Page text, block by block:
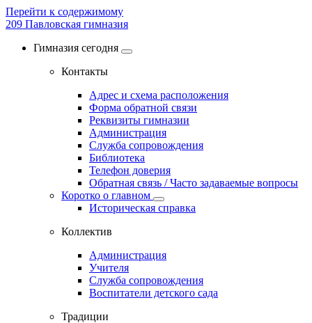
Перейти к содержимому
209 Павловская гимназия
Гимназия сегодня
Контакты
Адрес и схема расположения
Форма обратной связи
Реквизиты гимназии
Администрация
Служба сопровождения
Библиотека
Телефон доверия
Обратная связь / Часто задаваемые вопросы
Коротко о главном
Историческая справка
Коллектив
Администрация
Учителя
Служба сопровождения
Воспитатели детского сада
Традиции